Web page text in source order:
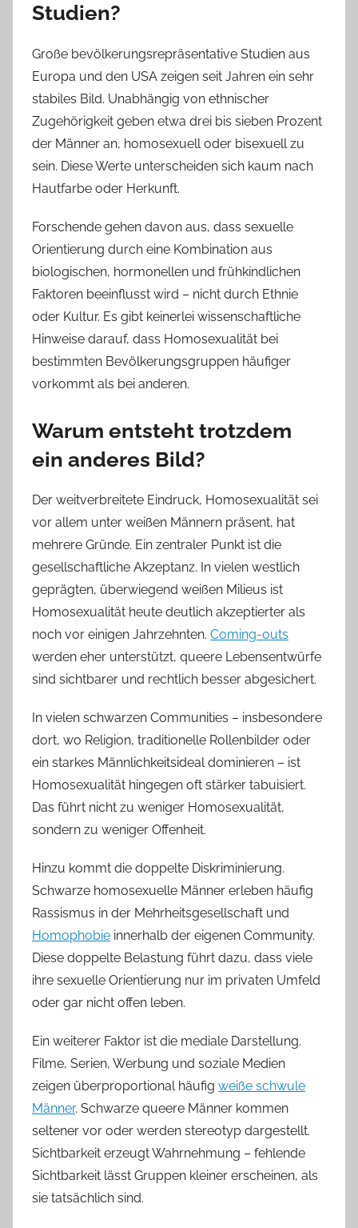
Studien?
Große bevölkerungsrepräsentative Studien aus
Europa und den USA zeigen seit Jahren ein sehr
stabiles Bild. Unabhängig von ethnischer
Zugehörigkeit geben etwa drei bis sieben Prozent
der Männer an, homosexuell oder bisexuell zu
sein. Diese Werte unterscheiden sich kaum nach
Hautfarbe oder Herkunft.
Forschende gehen davon aus, dass sexuelle
Orientierung durch eine Kombination aus
biologischen, hormonellen und frühkindlichen
Faktoren beeinflusst wird – nicht durch Ethnie
oder Kultur. Es gibt keinerlei wissenschaftliche
Hinweise darauf, dass Homosexualität bei
bestimmten Bevölkerungsgruppen häufiger
vorkommt als bei anderen.
Warum entsteht trotzdem
ein anderes Bild?
Der weitverbreitete Eindruck, Homosexualität sei
vor allem unter weißen Männern präsent, hat
mehrere Gründe. Ein zentraler Punkt ist die
gesellschaftliche Akzeptanz. In vielen westlich
geprägten, überwiegend weißen Milieus ist
Homosexualität heute deutlich akzeptierter als
noch vor einigen Jahrzehnten. Coming-outs
werden eher unterstützt, queere Lebensentwürfe
sind sichtbarer und rechtlich besser abgesichert.
In vielen schwarzen Communities – insbesondere
dort, wo Religion, traditionelle Rollenbilder oder
ein starkes Männlichkeitsideal dominieren – ist
Homosexualität hingegen oft stärker tabuisiert.
Das führt nicht zu weniger Homosexualität,
sondern zu weniger Offenheit.
Hinzu kommt die doppelte Diskriminierung.
Schwarze homosexuelle Männer erleben häufig
Rassismus in der Mehrheitsgesellschaft und
Homophobie innerhalb der eigenen Community.
Diese doppelte Belastung führt dazu, dass viele
ihre sexuelle Orientierung nur im privaten Umfeld
oder gar nicht offen leben.
Ein weiterer Faktor ist die mediale Darstellung.
Filme, Serien, Werbung und soziale Medien
zeigen überproportional häufig weiße schwule
Männer. Schwarze queere Männer kommen
seltener vor oder werden stereotyp dargestellt.
Sichtbarkeit erzeugt Wahrnehmung – fehlende
Sichtbarkeit lässt Gruppen kleiner erscheinen, als
sie tatsächlich sind.